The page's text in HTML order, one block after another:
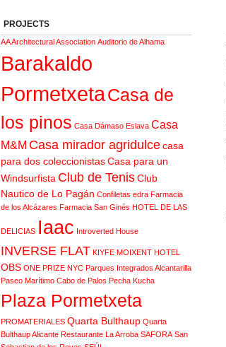
PROJECTS
AA Architectural Association Auditorio de Alhama
Barakaldo
PormetxetaCasa de
los pinos Casa Dámaso Eslava Casa
M&M Casa mirador agridulcecasa
para dos coleccionistasCasa para un
Windsurfista Club de TenisClub
Nautico de Lo Pagán Confiletas edra Farmacia
de los Alcázares Farmacia San Ginés HOTEL DE LAS
DELICIAS Iaac Introverted House
INVERSE FLAT KIYFE MOIXENT HOTEL
OBS ONE PRIZE NYC Parques Integrados Alcantarilla
Paseo Marítimo Cabo de Palos Pecha Kucha
Plaza Pormetxeta
PROMATERIALES Quarta Bulthaup Quarta
Bulthaup Alicante Restaurante La Arroba SAFORA San